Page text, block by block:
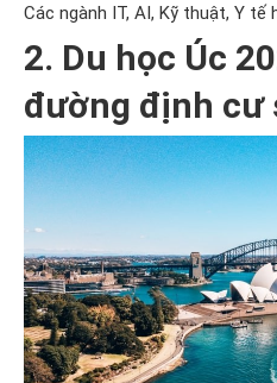
Các ngành IT, AI, Kỹ thuật, Y tế
2. Du học Úc
đường định cư